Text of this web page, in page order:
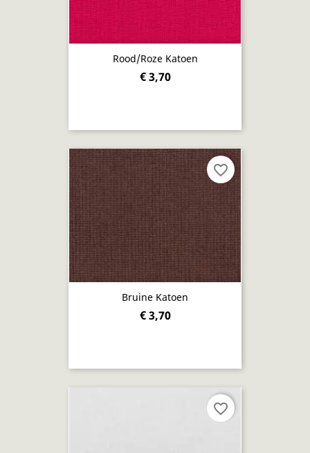
Rood/roze Katoen
€ 3,70
Bruine Katoen
€ 3,70
favorite_border
favorite_border